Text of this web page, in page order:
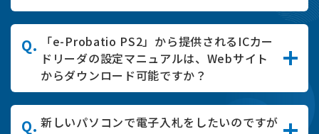
「e-Probatio PS2」から提供されるICカー
ドリーダの設定マニュアルは、Webサイト
からダウンロード可能ですか？
新しいパソコンで電子入札をしたいのですが